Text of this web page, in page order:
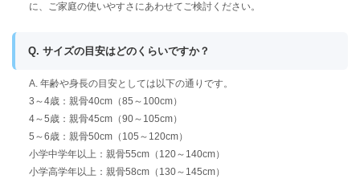
に、ご家庭の使いやすさにあわせてご検討ください。
Q. サイズの目安はどのくらいですか？
A. 年齢や身長の目安としては以下の通りです。
3～4歳：親骨40cm（85～100cm）
4～5歳：親骨45cm（90～105cm）
5～6歳：親骨50cm（105～120cm）
小学中学年以上：親骨55cm（120～140cm）
小学高学年以上：親骨58cm（130～145cm）